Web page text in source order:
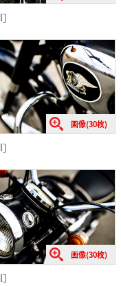
画像(30枚)
画像(30枚)